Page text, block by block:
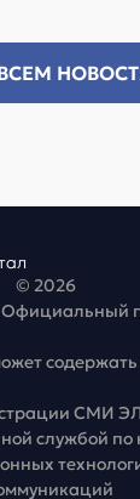
© 2026
СМИ
службой по